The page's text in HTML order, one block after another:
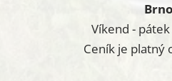
Brno
Víkend -
Ceník je platný